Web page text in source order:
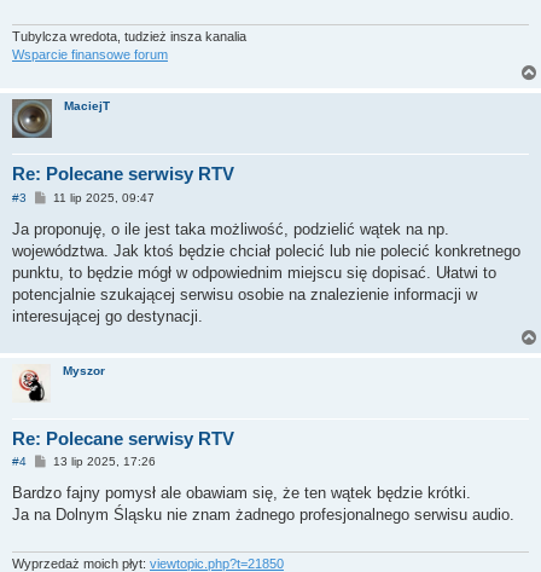
Tubylcza wredota, tudzież insza kanalia
Wsparcie finansowe forum
MaciejT
Re: Polecane serwisy RTV
#3
P
s
11 lip 2025, 09:47
Ja proponuję, o ile jest taka możliwość, podzielić wątek na np.
województwa. Jak ktoś będzie chciał polecić lub nie polecić konkretnego
punktu, to będzie mógł w odpowiednim miejscu się dopisać. Ułatwi to
potencjalnie szukającej serwisu osobie na znalezienie informacji w
interesującej go destynacji.
Myszor
Re: Polecane serwisy RTV
#4
P
s
13 lip 2025, 17:26
Bardzo fajny pomysł ale obawiam się, że ten wątek będzie krótki.
Ja na Dolnym Śląsku nie znam żadnego profesjonalnego serwisu audio.
Wyprzedaż moich płyt: viewtopic.php?t=21850